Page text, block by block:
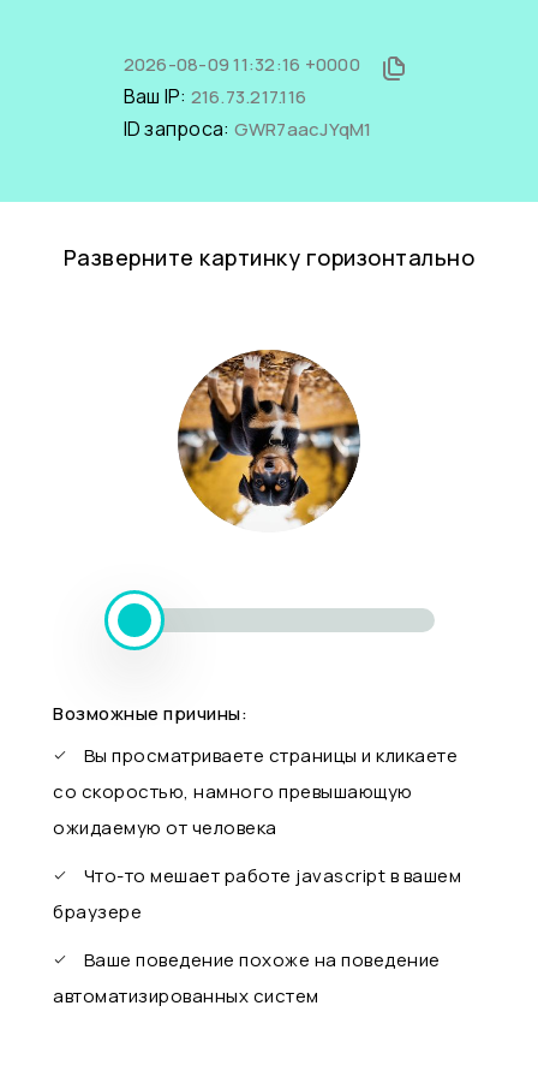
2026-08-09 11:32:16 +0000
Ваш IP: 216.73.217.116
ID запроса: GWR7aacJYqM1
Разверните картинку горизонтально
Возможные причины:
Вы просматриваете страницы и кликаете
со скоростью, намного превышающую
ожидаемую от человека
Что-то мешает работе javascript в вашем
браузере
Ваше поведение похоже на поведение
автоматизированных систем